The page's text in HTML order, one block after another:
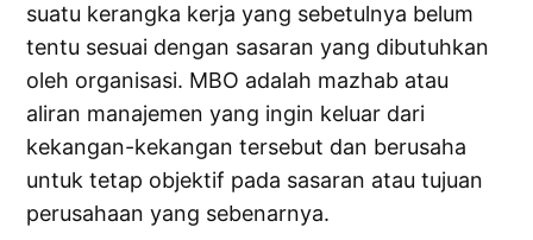
suatu kerangka kerja yang sebetulnya belum
tentu sesuai dengan sasaran yang dibutuhkan
oleh organisasi. MBO adalah mazhab atau
aliran manajemen yang ingin keluar dari
kekangan-kekangan tersebut dan berusaha
untuk tetap objektif pada sasaran atau tujuan
perusahaan yang sebenarnya.